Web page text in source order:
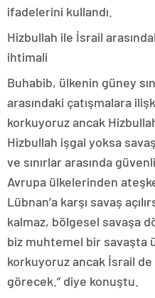
ifadelerini kullandı.
Hizbullah ile İsrail
ihtimali
Buhabib, ülkenin güney
arasındaki çatışmalara
korkuyoruz ancak
Hizbullah işgal yoksa
ve sınırlar arasında
Avrupa ülkelerinden
Lübnan’a karşı savaş
kalmaz, bölgesel savaşa
biz muhtemel bir savaşta
korkuyoruz ancak İsrail
görecek.” diye konuştu.